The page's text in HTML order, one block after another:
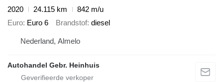
2020
24.115 km
842 m/u
Euro Euro 6 Brandstof diesel
Nederland, Almelo
Autohandel Gebr. Heinhuis